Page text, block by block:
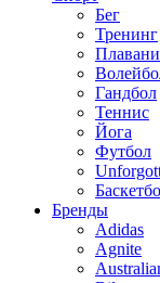
Бег
Тренинг
Гандбол
Теннис
Йога
Футбол
Бренды
Adidas
Agnite